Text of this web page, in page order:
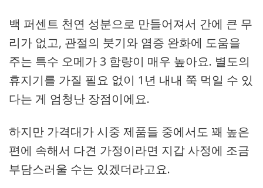
백 퍼센트 천연 성분으로 만들어져서 간에 큰 무
리가 없고, 관절의 붓기와 염증 완화에 도움을
주는 특수 오메가 3 함량이 매우 높아요. 별도의
휴지기를 가질 필요 없이 1년 내내 쭉 먹일 수 있
다는 게 엄청난 장점이에요.
하지만 가격대가 시중 제품들 중에서도 꽤 높은
편에 속해서 다견 가정이라면 지갑 사정에 조금
부담스러울 수는 있겠더라고요.